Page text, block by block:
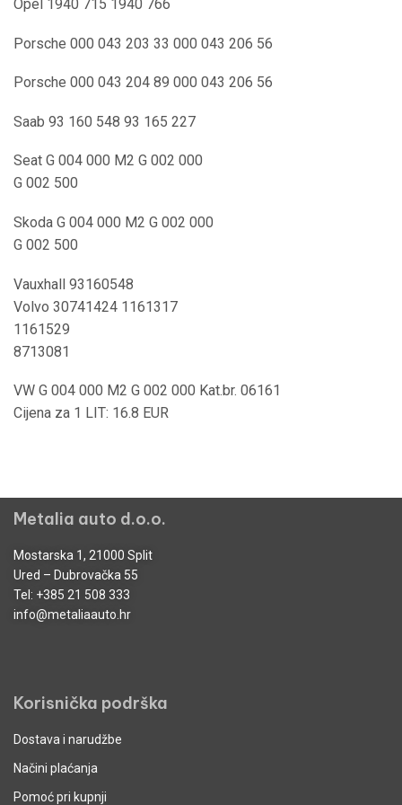
Opel 1940 715 1940 766
Porsche 000 043 203 33 000 043 206 56
Porsche 000 043 204 89 000 043 206 56
Saab 93 160 548 93 165 227
Seat G 004 000 M2 G 002 000
G 002 500
Skoda G 004 000 M2 G 002 000
G 002 500
Vauxhall 93160548
Volvo 30741424 1161317
1161529
8713081
VW G 004 000 M2 G 002 000 Kat.br. 06161
Cijena za 1 LIT: 16.8 EUR
Metalia auto d.o.o.
Mostarska 1, 21000 Split
Ured – Dubrovačka 55
Tel: +385 21 508 333
info@metaliaauto.hr
Korisnička podrška
Dostava i narudžbe
Načini plaćanja
Pomoć pri kupnji